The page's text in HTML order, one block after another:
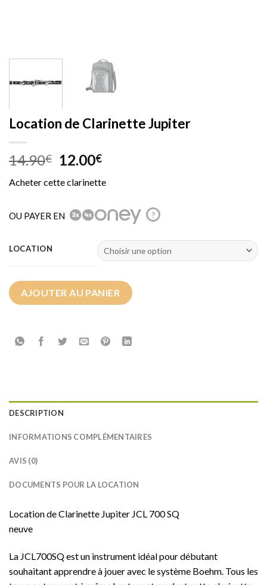
Location de Clarinette Jupiter
14.90€
Le
initial
14.90€.
12.00€Le
actuel
12.00€.
Acheter cette clarinette
OU PAYER EN ?
LOCATION
AJOUTER AU PANIER
DESCRIPTION
INFORMATIONS COMPLÉMENTAIRES
AVIS (0)
DOCUMENTS POUR LA LOCATION
Location de Clarinette Jupiter JCL 700 SQ
neuve
La JCL700SQ est un instrument idéal pour débutant
souhaitant apprendre à jouer avec le système Boehm. Tous les